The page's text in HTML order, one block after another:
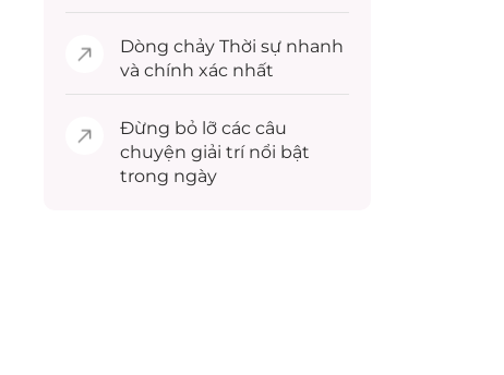
Dòng chảy Thời sự nhanh
và chính xác nhất
Đừng bỏ lỡ các câu
chuyện giải trínổi bật
trong ngày